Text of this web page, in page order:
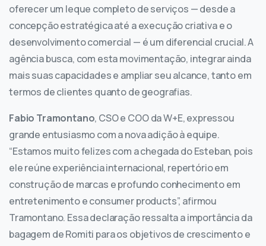
oferecer um leque completo de serviços — desde a
concepção estratégica até a execução criativa e o
desenvolvimento comercial — é um diferencial crucial. A
agência busca, com esta movimentação, integrar ainda
mais suas capacidades e ampliar seu alcance, tanto em
termos de clientes quanto de geografias.
Fabio Tramontano, CSO e COO da W+E, expressou
grande entusiasmo com a nova adição à equipe.
“Estamos muito felizes com a chegada do Esteban, pois
ele reúne experiência internacional, repertório em
construção de marcas e profundo conhecimento em
entretenimento e consumer products”, afirmou
Tramontano. Essa declaração ressalta a importância da
bagagem de Romiti para os objetivos de crescimento e